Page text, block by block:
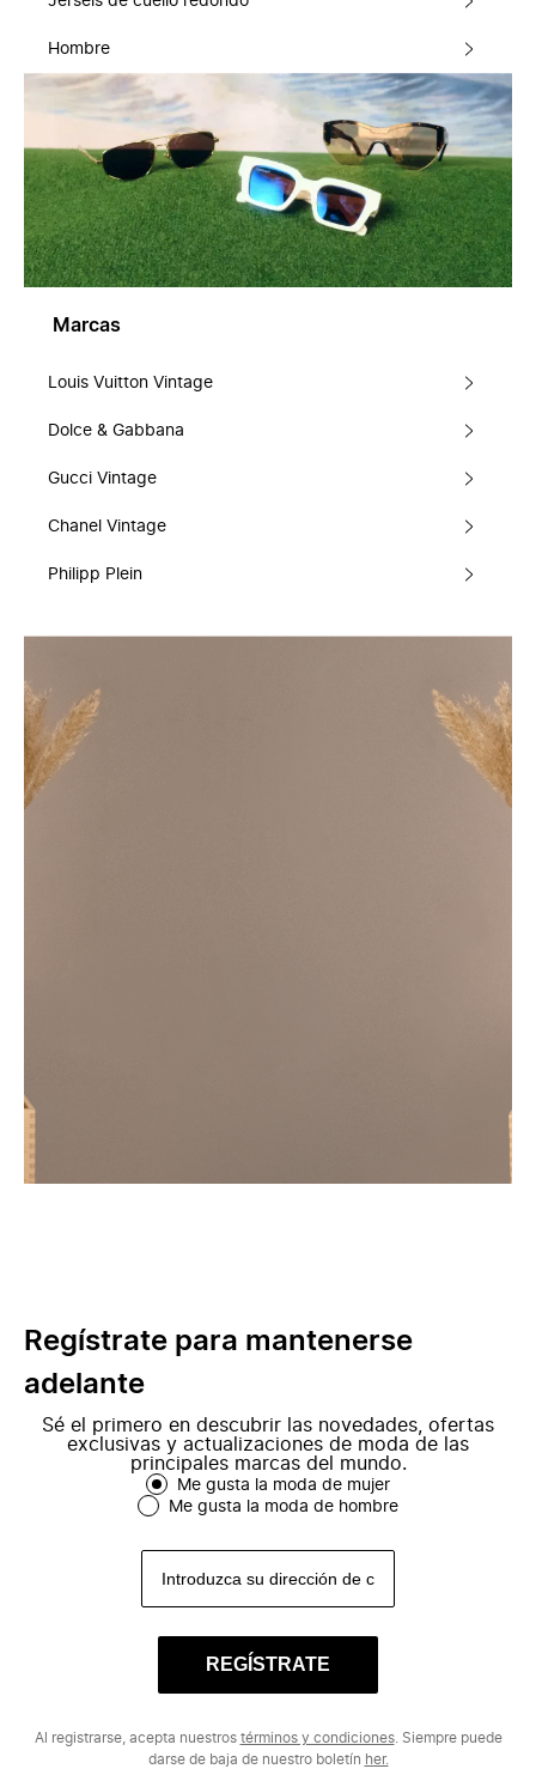
Hombre
Marcas
Louis Vuitton Vintage
Dolce & Gabbana
Gucci Vintage
Chanel Vintage
Philipp Plein
Regístrate para mantenerse
adelante
Sé el primero en descubrir las novedades, ofertas
exclusivas y actualizaciones de moda de las
principales marcas del mundo.
Me gusta la moda de mujer
Me gusta la moda de hombre
REGÍSTRATE
Al registrarse, acepta nuestros términos y condiciones. Siempre puede
darse de baja de nuestro boletín her.